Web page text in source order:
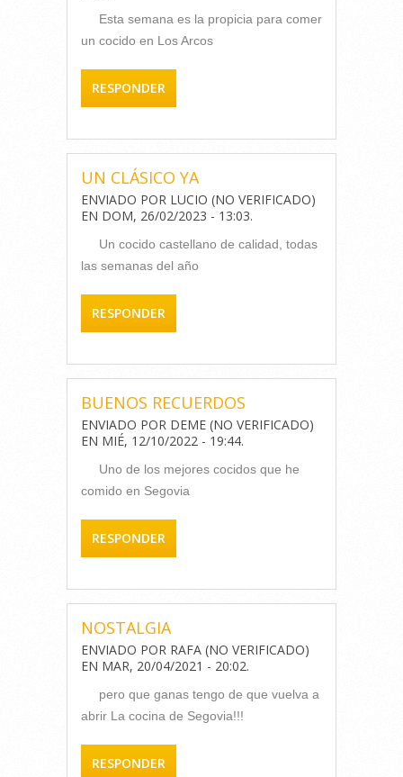
Esta semana es la propicia para comer
un cocido en Los Arcos
RESPONDER
UN CLÁSICO YA
ENVIADO POR LUCIO (NO VERIFICADO)
EN DOM, 26/02/2023 - 13:03.
Un cocido castellano de calidad, todas
las semanas del año
RESPONDER
BUENOS RECUERDOS
ENVIADO POR DEME (NO VERIFICADO)
EN MIÉ, 12/10/2022 - 19:44.
Uno de los mejores cocidos que he
comido en Segovia
RESPONDER
NOSTALGIA
ENVIADO POR RAFA (NO VERIFICADO)
EN MAR, 20/04/2021 - 20:02.
pero que ganas tengo de que vuelva a
abrir La cocina de Segovia!!!
RESPONDER